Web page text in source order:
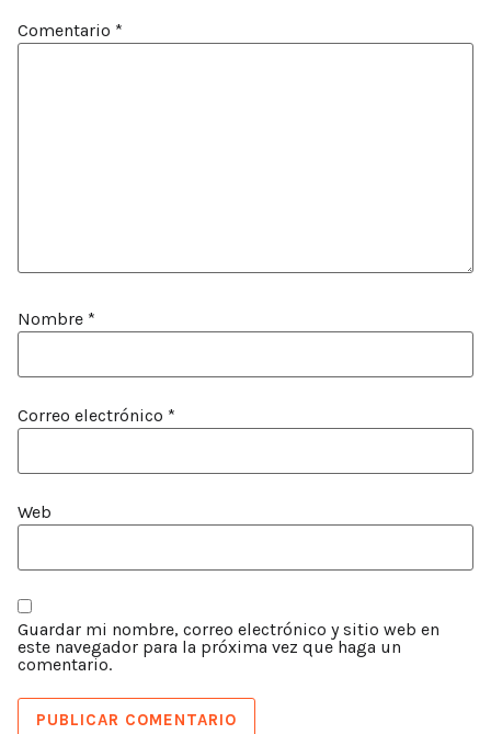
Comentario *
Nombre *
Correo electrónico *
Web
Guardar mi nombre, correo electrónico y sitio web en
este navegador para la próxima vez que haga un
comentario.